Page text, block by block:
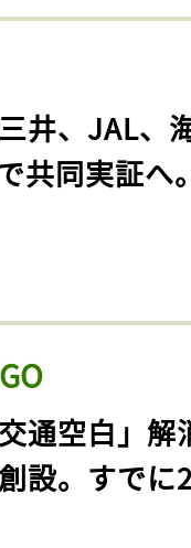
井、JAL、
共同実証へ
通空白」解
設。すでに